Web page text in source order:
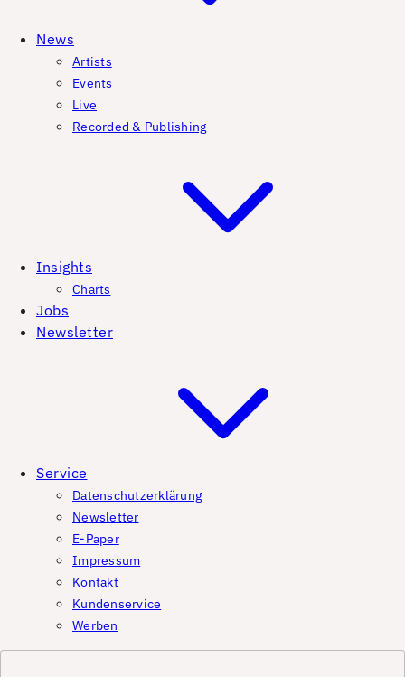
News
Artists
Events
Live
Recorded & Publishing
Insights
Charts
Jobs
Newsletter
Service
Datenschutzerklärung
Newsletter
E-Paper
Impressum
Kontakt
Kundenservice
Werben